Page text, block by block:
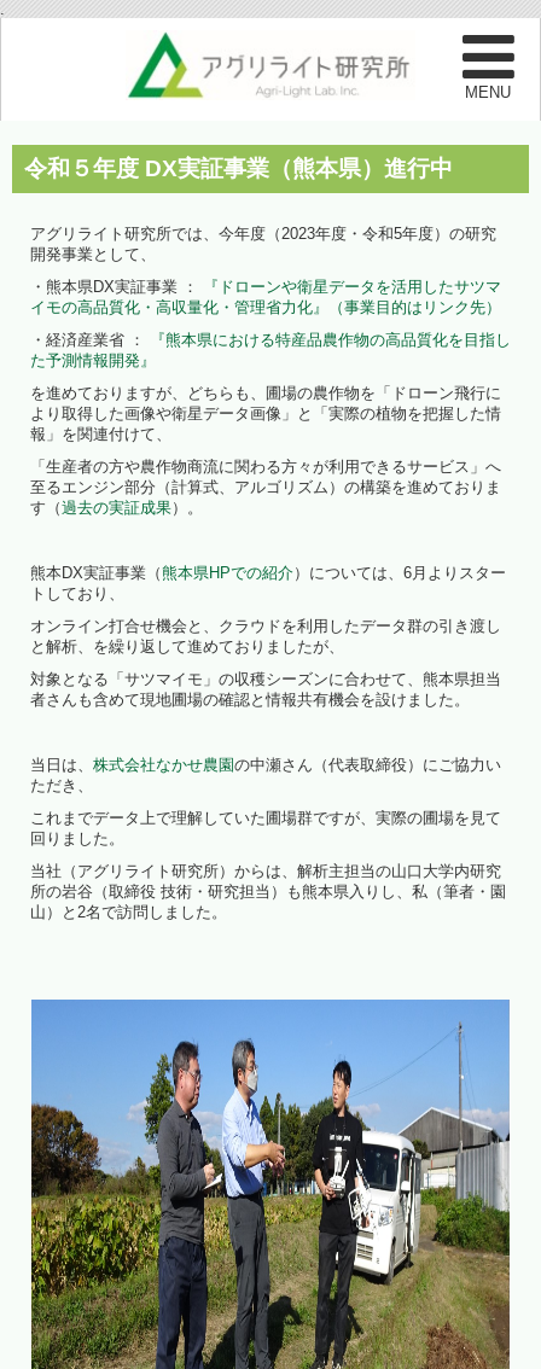
.
令和５年度 DX実証事業（熊本県）進行中
アグリライト研究所では、今年度（2023年度・令和5年度）の研究
開発事業として、
・熊本県DX実証事業 ：
『ドローンや衛星データを活用したサツマ
イモの高品質化・高収量化・管理省力化』（事業目的はリンク先）
・経済産業省 ：
『熊本県における特産品農作物の高品質化を目指し
た予測情報開発』
を進めておりますが、どちらも、圃場の農作物を「ドローン飛行に
より取得した画像や衛星データ画像」と「実際の植物を把握した情
報」を関連付けて、
「生産者の方や農作物商流に関わる方々が利用できるサービス」へ
至るエンジン部分（計算式、アルゴリズム）の構築を進めておりま
す（過去の実証成果）。
熊本DX実証事業（熊本県HPでの紹介）については、6月よりスター
トしており、
オンライン打合せ機会と、クラウドを利用したデータ群の引き渡し
と解析、を繰り返して進めておりましたが、
対象となる「サツマイモ」の収穫シーズンに合わせて、熊本県担当
者さんも含めて現地圃場の確認と情報共有機会を設けました。
当日は、 株式会社なかせ農園の中瀬さん（代表取締役）にご協力い
ただき、
これまでデータ上で理解していた圃場群ですが、実際の圃場を見て
回りました。
当社（アグリライト研究所）からは、解析主担当の山口大学内研究
所の岩谷（取締役 技術・研究担当）も熊本県入りし、私（筆者・園
山）と2名で訪問しました。